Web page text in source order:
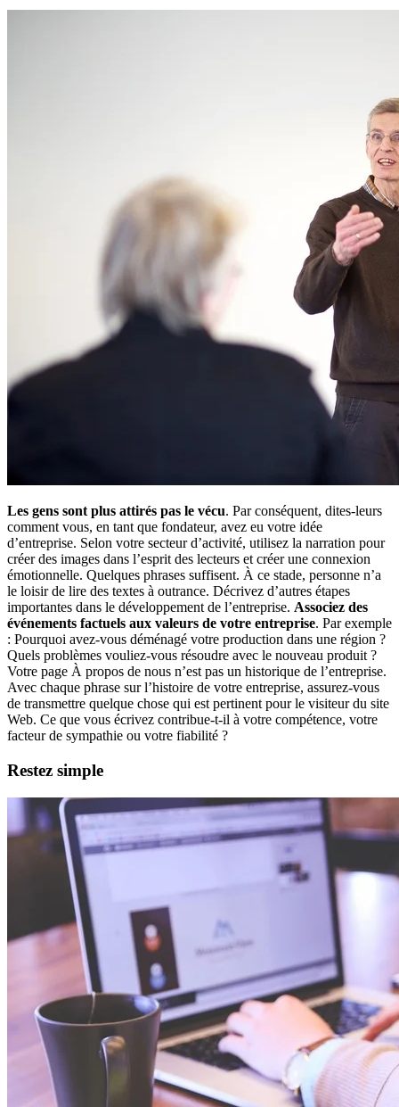
Les gens sont plus attirés pas le vécu. Par conséquent, dites-leurs
comment vous, en tant que fondateur, avez eu votre idée
d’entreprise. Selon votre secteur d’activité, utilisez la narration pour
créer des images dans l’esprit des lecteurs et créer une connexion
émotionnelle. Quelques phrases suffisent. À ce stade, personne n’a
le loisir de lire des textes à outrance. Décrivez d’autres étapes
importantes dans le développement de l’entreprise. Associez des
événements factuels aux valeurs de votre entreprise. Par exemple
: Pourquoi avez-vous déménagé votre production dans une région ?
Quels problèmes vouliez-vous résoudre avec le nouveau produit ?
Votre page À propos de nous n’est pas un historique de l’entreprise.
Avec chaque phrase sur l’histoire de votre entreprise, assurez-vous
de transmettre quelque chose qui est pertinent pour le visiteur du site
Web. Ce que vous écrivez contribue-t-il à votre compétence, votre
facteur de sympathie ou votre fiabilité ?
Restez simple